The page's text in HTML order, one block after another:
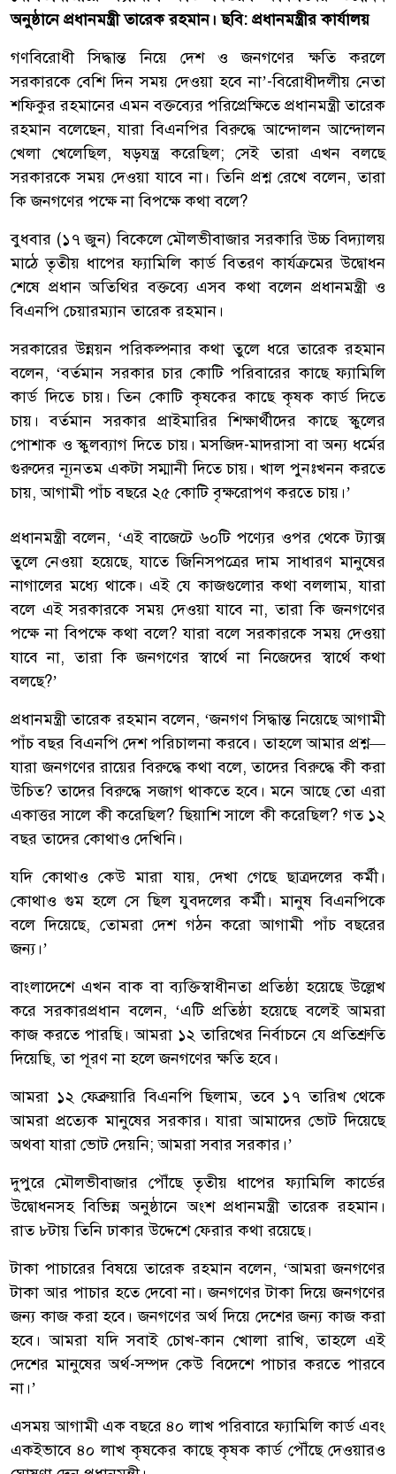
অনুষ্ঠানে প্রধানমন্ত্রী তারেক রহমান। ছবি: প্রধানমন্ত্রীর কার্যালয়
গণবিরোধী সিদ্ধান্ত নিয়ে দেশ ও জনগণের ক্ষতি করলে
সরকারকে বেশি দিন সময় দেওয়া হবে না’-বিরোধীদলীয় নেতা
শফিকুর রহমানের এমন বক্তব্যের পরিপ্রেক্ষিতে প্রধানমন্ত্রী তারেক
রহমান বলেছেন, যারা বিএনপির বিরুদ্ধে আন্দোলন আন্দোলন
খেলা খেলেছিল, ষড়যন্ত্র করেছিল; সেই তারা এখন বলছে
সরকারকে সময় দেওয়া যাবে না। তিনি প্রশ্ন রেখে বলেন, তারা
কি জনগণের পক্ষে না বিপক্ষে কথা বলে?
বুধবার (১৭ জুন) বিকেলে মৌলভীবাজার সরকারি উচ্চ বিদ্যালয়
মাঠে তৃতীয় ধাপের ফ্যামিলি কার্ড বিতরণ কার্যক্রমের উদ্বোধন
শেষে প্রধান অতিথির বক্তব্যে এসব কথা বলেন প্রধানমন্ত্রী ও
বিএনপি চেয়ারম্যান তারেক রহমান।
সরকারের উন্নয়ন পরিকল্পনার কথা তুলে ধরে তারেক রহমান
বলেন, ‘বর্তমান সরকার চার কোটি পরিবারের কাছে ফ্যামিলি
কার্ড দিতে চায়। তিন কোটি কৃষকের কাছে কৃষক কার্ড দিতে
চায়। বর্তমান সরকার প্রাইমারির শিক্ষার্থীদের কাছে স্কুলের
পোশাক ও স্কুলব্যাগ দিতে চায়। মসজিদ-মাদরাসা বা অন্য ধর্মের
গুরুদের ন্যূনতম একটা সম্মানী দিতে চায়। খাল পুনঃখনন করতে
চায়, আগামী পাঁচ বছরে ২৫ কোটি বৃক্ষরোপণ করতে চায়।’
প্রধানমন্ত্রী বলেন, ‘এই বাজেটে ৬০টি পণ্যের ওপর থেকে ট্যাক্স
তুলে নেওয়া হয়েছে, যাতে জিনিসপত্রের দাম সাধারণ মানুষের
নাগালের মধ্যে থাকে। এই যে কাজগুলোর কথা বললাম, যারা
বলে এই সরকারকে সময় দেওয়া যাবে না, তারা কি জনগণের
পক্ষে না বিপক্ষে কথা বলে? যারা বলে সরকারকে সময় দেওয়া
যাবে না, তারা কি জনগণের স্বার্থে না নিজেদের স্বার্থে কথা
বলছে?’
প্রধানমন্ত্রী তারেক রহমান বলেন, ‘জনগণ সিদ্ধান্ত নিয়েছে আগামী
পাঁচ বছর বিএনপি দেশ পরিচালনা করবে। তাহলে আমার প্রশ্ন—
যারা জনগণের রায়ের বিরুদ্ধে কথা বলে, তাদের বিরুদ্ধে কী করা
উচিত? তাদের বিরুদ্ধে সজাগ থাকতে হবে। মনে আছে তো এরা
একাত্তর সালে কী করেছিল? ছিয়াশি সালে কী করেছিল? গত ১২
বছর তাদের কোথাও দেখিনি।
যদি কোথাও কেউ মারা যায়, দেখা গেছে ছাত্রদলের কর্মী।
কোথাও গুম হলে সে ছিল যুবদলের কর্মী। মানুষ বিএনপিকে
বলে দিয়েছে, তোমরা দেশ গঠন করো আগামী পাঁচ বছরের
জন্য।’
বাংলাদেশে এখন বাক বা ব্যক্তিস্বাধীনতা প্রতিষ্ঠা হয়েছে উল্লেখ
করে সরকারপ্রধান বলেন, ‘এটি প্রতিষ্ঠা হয়েছে বলেই আমরা
কাজ করতে পারছি। আমরা ১২ তারিখের নির্বাচনে যে প্রতিশ্রুতি
দিয়েছি, তা পূরণ না হলে জনগণের ক্ষতি হবে।
আমরা ১২ ফেব্রুয়ারি বিএনপি ছিলাম, তবে ১৭ তারিখ থেকে
আমরা প্রত্যেক মানুষের সরকার। যারা আমাদের ভোট দিয়েছে
অথবা যারা ভোট দেয়নি; আমরা সবার সরকার।’
দুপুরে মৌলভীবাজার পৌঁছে তৃতীয় ধাপের ফ্যামিলি কার্ডের
উদ্বোধনসহ বিভিন্ন অনুষ্ঠানে অংশ প্রধানমন্ত্রী তারেক রহমান।
রাত ৮টায় তিনি ঢাকার উদ্দেশে ফেরার কথা রয়েছে।
টাকা পাচারের বিষয়ে তারেক রহমান বলেন, ‘আমরা জনগণের
টাকা আর পাচার হতে দেবো না। জনগণের টাকা দিয়ে জনগণের
জন্য কাজ করা হবে। জনগণের অর্থ দিয়ে দেশের জন্য কাজ করা
হবে। আমরা যদি সবাই চোখ-কান খোলা রাখি, তাহলে এই
দেশের মানুষের অর্থ-সম্পদ কেউ বিদেশে পাচার করতে পারবে
না।’
এসময় আগামী এক বছরে ৪০ লাখ পরিবারে ফ্যামিলি কার্ড এবং
একইভাবে ৪০ লাখ কৃষকের কাছে কৃষক কার্ড পৌঁছে দেওয়ারও